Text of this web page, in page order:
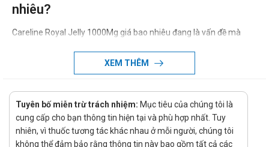
nhiêu?
Careline Royal Jelly 1000Mg giá bao nhiêu đang là vấn đề mà
có thể thay đổi tùy thuộc vào thời điểm mua. Vì vậy, để biết giá cụ
hệ hotline của công ty bằng cách Call/Zalo: hotline để được tư
vấn và hỗ trợ.
Ở đâu bán Careline Royal Jelly 1000Mg
XEM THÊM
Tuyên bố miễn trừ trách nhiệm: Mục tiêu của chúng tôi là
cung cấp cho bạn thông tin hiện tại và phù hợp nhất. Tuy
nhiên, vì thuốc tương tác khác nhau ở mỗi người, chúng tôi
không thể đảm bảo rằng thông tin này bao gồm tất cả các